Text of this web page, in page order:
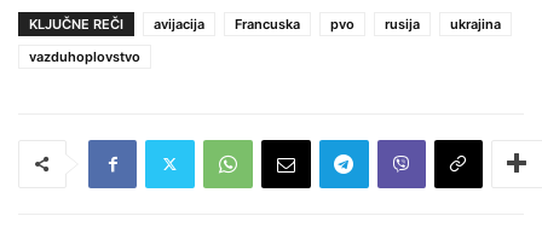
KLJUČNE REČI avijacija Francuska pvo rusija
ukrajina
vazduhoplovstvo